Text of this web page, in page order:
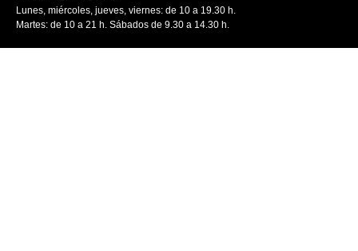
Lunes, miércoles, jueves, viernes: de 10 a 19.30 h.
Martes: de 10 a 21 h. Sábados de 9.30 a 14.30 h.